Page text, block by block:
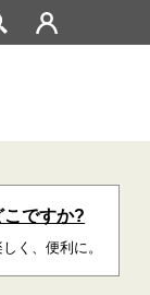
こですか?
く、便利に。